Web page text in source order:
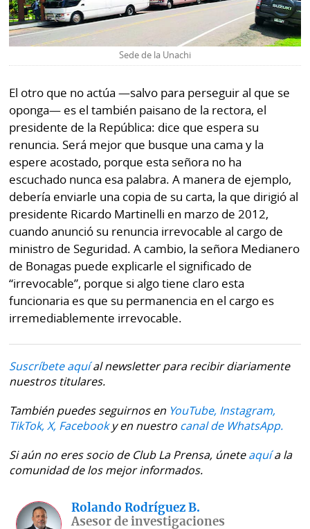
Sede de la Unachi
El otro que no actúa —salvo para perseguir al que se
oponga— es el también paisano de la rectora, el
presidente de la República: dice que espera su
renuncia. Será mejor que busque una cama y la
espere acostado, porque esta señora no ha
escuchado nunca esa palabra. A manera de ejemplo,
debería enviarle una copia de su carta, la que dirigió al
presidente Ricardo Martinelli en marzo de 2012,
cuando anunció su renuncia irrevocable al cargo de
ministro de Seguridad. A cambio, la señora Medianero
de Bonagas puede explicarle el significado de
“irrevocable”, porque si algo tiene claro esta
funcionaria es que su permanencia en el cargo es
irremediablemente irrevocable.
Suscríbete aquíal newsletter para recibir diariamente
nuestros titulares.
También puedes seguirnos en YouTube, Instagram,
TikTok, X, Facebooky en nuestro canal de WhatsApp.
Si aún no eres socio de Club La Prensa, úneteaquía la
comunidad de los mejor informados.
Rolando Rodríguez B.
Asesor de investigaciones